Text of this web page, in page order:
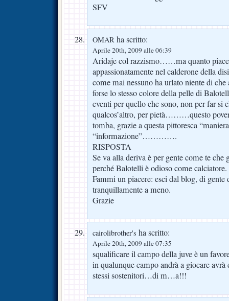
SFV
OMAR ha scritto:
Aprile 20th, 2009 alle 06:39
Aridaje col razzismo……ma quanto
appassionatamente nel calderone della
come mai nessuno ha urlato niente di
forse lo stesso colore della pelle di
eventi per quello che sono, non per far si
qualcos’altro, per pietà………questo
tomba, grazie a questa pittoresca
“informazione”………….
RISPOSTA
Se va alla deriva è per gente come te
perché Balotelli è odioso come calciatore.
Fammi un piacere: esci dal blog, di gente
tranquillamente a meno.
Grazie
cairolibrother's ha scritto:
Aprile 20th, 2009 alle 07:35
squalificare il campo della juve è un
in qualunque campo andrà a giocare
stessi sostenitori…di m…a!!!